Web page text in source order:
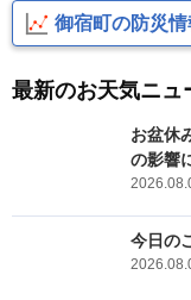
御宿町の防災
最新のお天気ニュ
お盆休
の影響
今日の